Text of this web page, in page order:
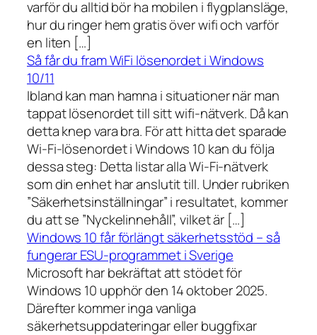
varför du alltid bör ha mobilen i flygplansläge,
hur du ringer hem gratis över wifi och varför
en liten […]
Så får du fram WiFi lösenordet i Windows
10/11
Ibland kan man hamna i situationer när man
tappat lösenordet till sitt wifi-nätverk. Då kan
detta knep vara bra. För att hitta det sparade
Wi-Fi-lösenordet i Windows 10 kan du följa
dessa steg: Detta listar alla Wi-Fi-nätverk
som din enhet har anslutit till. Under rubriken
”Säkerhetsinställningar” i resultatet, kommer
du att se ”Nyckelinnehåll”, vilket är […]
Windows 10 får förlängt säkerhetsstöd – så
fungerar ESU-programmet i Sverige
Microsoft har bekräftat att stödet för
Windows 10 upphör den 14 oktober 2025.
Därefter kommer inga vanliga
säkerhetsuppdateringar eller buggfixar